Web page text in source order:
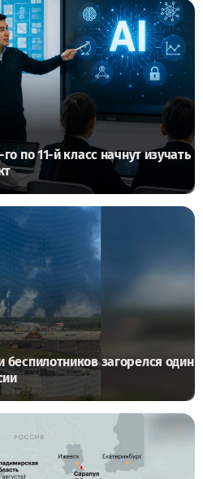
по 11-й класс начнут изучать
беспилотников загорелся один